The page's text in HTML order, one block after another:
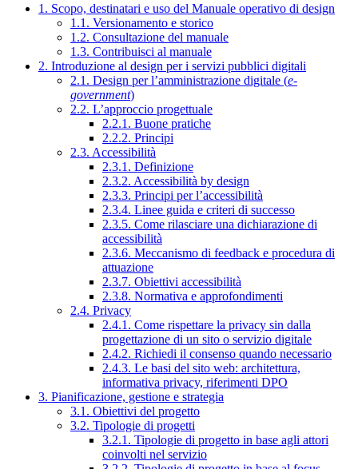
1. Scopo, destinatari e uso del Manuale operativo di design
1.1. Versionamento e storico
1.2. Consultazione del manuale
1.3. Contribuisci al manuale
2. Introduzione al design per i servizi pubblici digitali
2.1. Design per l’amministrazione digitale (e-
government)
2.2. L’approccio progettuale
2.2.1. Buone pratiche
2.2.2. Principi
2.3. Accessibilità
2.3.1. Definizione
2.3.2. Accessibilità by design
2.3.3. Principi per l’accessibilità
2.3.4. Linee guida e criteri di successo
2.3.5. Come rilasciare una dichiarazione di
accessibilità
2.3.6. Meccanismo di feedback e procedura di
attuazione
2.3.7. Obiettivi accessibilità
2.3.8. Normativa e approfondimenti
2.4. Privacy
2.4.1. Come rispettare la privacy sin dalla
progettazione di un sito o servizio digitale
2.4.2. Richiedi il consenso quando necessario
2.4.3. Le basi del sito web: architettura,
informativa privacy, riferimenti DPO
3. Pianificazione, gestione e strategia
3.1. Obiettivi del progetto
3.2. Tipologie di progetti
3.2.1. Tipologie di progetto in base agli attori
coinvolti nel servizio